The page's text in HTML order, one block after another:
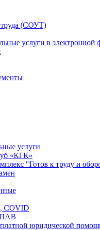
труда (СОУТ)
услуги в электронной
услуги
«КГК»
"Готов к труду и
COVID
ПАВ
юридической